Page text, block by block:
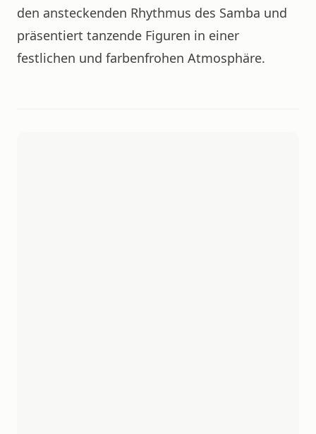
den ansteckenden Rhythmus des Samba und
präsentiert tanzende Figuren in einer
festlichen und farbenfrohen Atmosphäre.